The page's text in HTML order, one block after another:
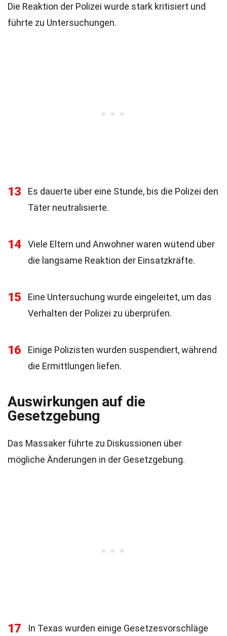
Die Reaktion der Polizei wurde stark kritisiert und
führte zu Untersuchungen.
13
Es dauerte über eine Stunde, bis die Polizei den
Täter neutralisierte.
14
Viele Eltern und Anwohner waren wütend über
die langsame Reaktion der Einsatzkräfte.
15
Eine Untersuchung wurde eingeleitet, um das
Verhalten der Polizei zu überprüfen.
16
Einige Polizisten wurden suspendiert, während
die Ermittlungen liefen.
Auswirkungen auf die
Gesetzgebung
Das Massaker führte zu Diskussionen über
mögliche Änderungen in der Gesetzgebung.
17
In Texas wurden einige Gesetzesvorschläge